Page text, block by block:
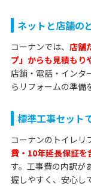
ネットと店舗の
コーナンでは、 店舗
プ」からも見積もり
店舗・電話・インタ
らリフォームの準備
標準工事セット
コーナンのトイレリ
費・10年延長保証を
す。工事費の内訳が
握しやすく、安心し